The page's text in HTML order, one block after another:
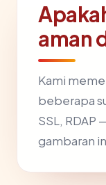
aman
Kami
beberapa
SSL,
gambaran